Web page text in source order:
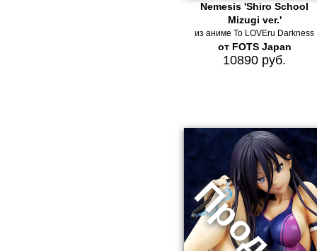
Nemesis 'Shiro School
Mizugi ver.'
из аниме To LOVEru Darkness
от FOTS Japan
10890 руб.